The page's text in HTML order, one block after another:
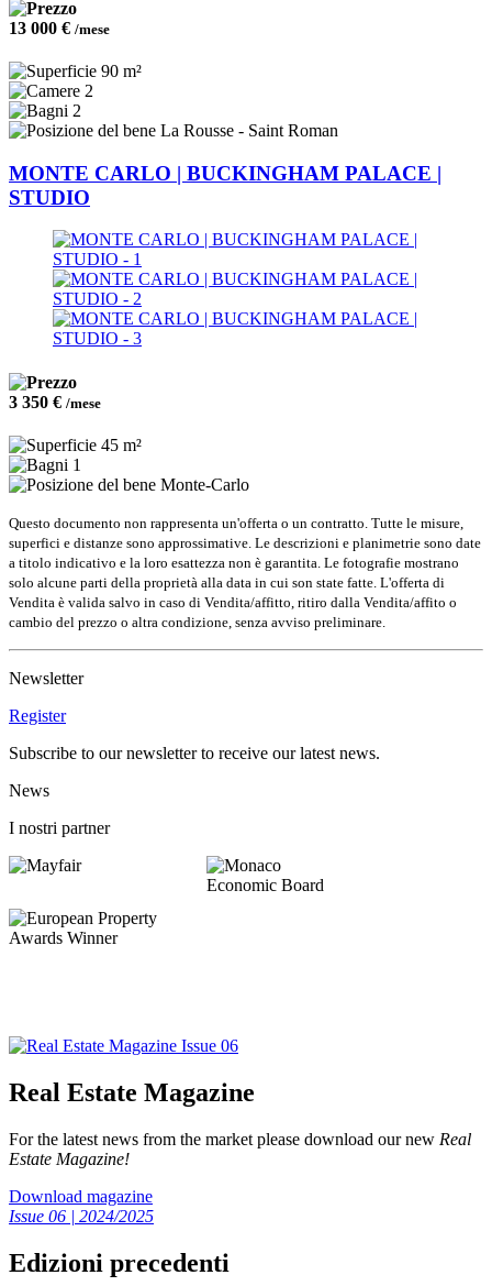
13 000 € /mese
90 m²
2
2
La Rousse - Saint Roman
MONTE CARLO | BUCKINGHAM PALACE |
STUDIO
3 350 € /mese
45 m²
1
Monte-Carlo
Questo documento non rappresenta un'offerta o un contratto. Tutte le misure,
superfici e distanze sono approssimative. Le descrizioni e planimetrie sono date
a titolo indicativo e la loro esattezza non è garantita. Le fotografie mostrano
solo alcune parti della proprietà alla data in cui son state fatte. L'offerta di
Vendita è valida salvo in caso di Vendita/affitto, ritiro dalla Vendita/affito o
cambio del prezzo o altra condizione, senza avviso preliminare.
Newsletter
Register
Subscribe to our newsletter to receive our latest news.
News
I nostri partner
Real Estate Magazine
For the latest news from the market please download our new Real
Estate Magazine!
Download magazine
Issue 06 | 2024/2025
Edizioni precedenti